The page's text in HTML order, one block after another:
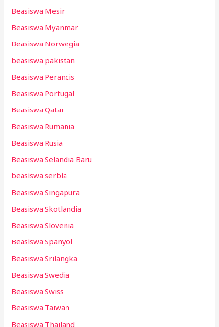
Beasiswa Mesir
Beasiswa Myanmar
Beasiswa Norwegia
beasiswa pakistan
Beasiswa Perancis
Beasiswa Portugal
Beasiswa Qatar
Beasiswa Rumania
Beasiswa Rusia
Beasiswa Selandia Baru
beasiswa serbia
Beasiswa Singapura
Beasiswa Skotlandia
Beasiswa Slovenia
Beasiswa Spanyol
Beasiswa Srilangka
Beasiswa Swedia
Beasiswa Swiss
Beasiswa Taiwan
Beasiswa Thailand